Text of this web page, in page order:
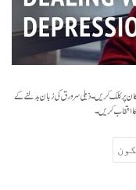
پر کلک کریں۔ ذیلی سرورق کی زبان بدلنے کے
انتخاب کریں۔